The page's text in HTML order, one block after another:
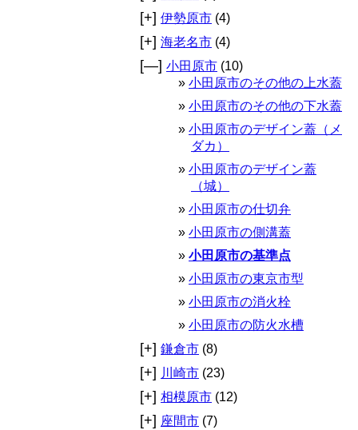
[+] 伊勢原市 (4)
[+] 海老名市 (4)
[—] 小田原市 (10)
小田原市のその他の上水蓋
小田原市のその他の下水蓋
小田原市のデザイン蓋（メ
ダカ）
小田原市のデザイン蓋
（城）
小田原市の仕切弁
小田原市の側溝蓋
小田原市の基準点
小田原市の東京市型
小田原市の消火栓
小田原市の防火水槽
[+] 鎌倉市 (8)
[+] 川崎市 (23)
[+] 相模原市 (12)
[+] 座間市 (7)